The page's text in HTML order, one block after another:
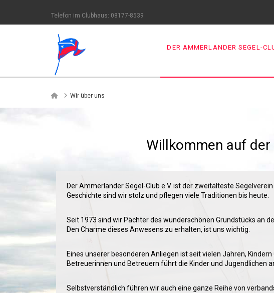
Telefon im Clubhaus: 08177-8539
DER AMMERLANDER SEGEL-
HomeWir über uns
Willkommen auf der
Der Ammerlander Segel-Club e.V. ist der zweitälteste
Geschichte sind wir stolz und pflegen viele Traditionen bis heute.
Seit 1973 sind wir Pächter des wunderschönen Grundstücks an
Den Charme dieses Anwesens zu erhalten, ist uns wichtig.
Eines unserer besonderen Anliegen ist seit vielen Jahren,
Betreuerinnen und Betreuern führt die Kinder und Jugendlichen
Selbstverständlich führen wir auch eine ganze Reihe von